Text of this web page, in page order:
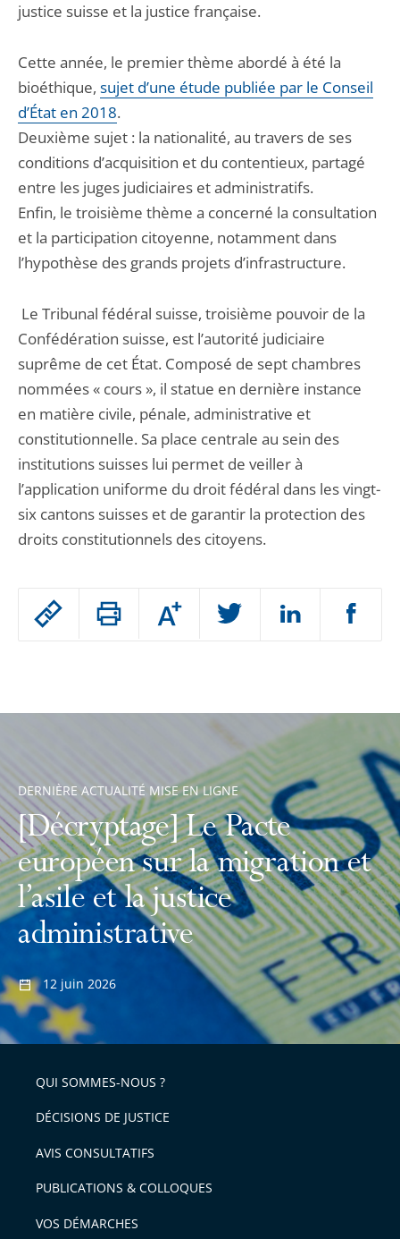
Passer
après
Augmenter
ou
pour
arriver
avant
justice suisse et la justice française.
Cette année, le premier thème abordé à été la
bioéthique, sujet d’une étude publiée par le Conseil
d’État en 2018.
Deuxième sujet : la nationalité, au travers de ses
conditions d’acquisition et du contentieux, partagé
entre les juges judiciaires et administratifs.
Enfin, le troisième thème a concerné la consultation
et la participation citoyenne, notamment dans
l’hypothèse des grands projets d’infrastructure.
Le Tribunal fédéral suisse, troisième pouvoir de la
Confédération suisse, est l’autorité judiciaire
suprême de cet État. Composé de sept chambres
nommées « cours », il statue en dernière instance
en matière civile, pénale, administrative et
constitutionnelle. Sa place centrale au sein des
institutions suisses lui permet de veiller à
l’application uniforme du droit fédéral dans les vingt-
six cantons suisses et de garantir la protection des
droits constitutionnels des citoyens.
DERNIÈRE ACTUALITÉ MISE EN LIGNE
[Décryptage] Le Pacte
européen sur la migration et
l’asile et la justice
administrative
12 juin 2026
QUI SOMMES-NOUS ?
DÉCISIONS DE JUSTICE
AVIS CONSULTATIFS
PUBLICATIONS & COLLOQUES
VOS DÉMARCHES